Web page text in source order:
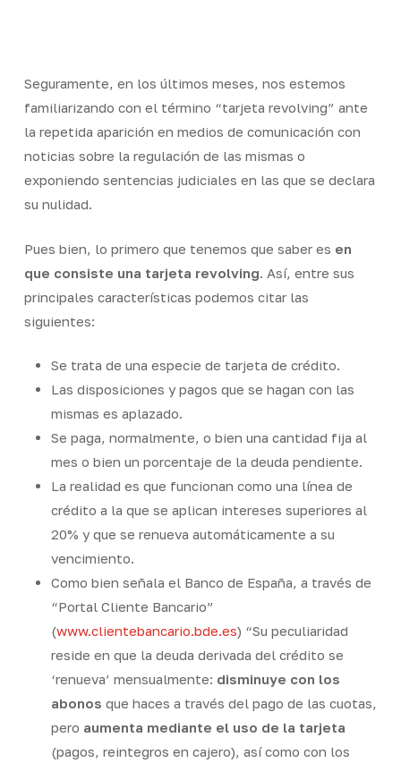
contentSeguramente, en los últimos meses, nos estemos
familiarizando con el término “tarjeta revolving” ante
la repetida aparición en medios de comunicación con
noticias sobre la regulación de las mismas o
exponiendo sentencias judiciales en las que se declara
su nulidad.
Pues bien, lo primero que tenemos que saber es en
que consiste una tarjeta revolving . Así, entre sus
principales características podemos citar las
siguientes:
Se trata de una especie de tarjeta de crédito.
Las disposiciones y pagos que se hagan con las
mismas es aplazado.
Se paga, normalmente, o bien una cantidad fija al
mes o bien un porcentaje de la deuda pendiente.
La realidad es que funcionan como una línea de
crédito a la que se aplican intereses superiores al
20% y que se renueva automáticamente a su
vencimiento.
Como bien señala el Banco de España, a través de
“Portal Cliente Bancario”
(www.clientebancario.bde.es) “Su peculiaridad
reside en que la deuda derivada del crédito se
‘renueva’ mensualmente: disminuye con los
abonos que haces a través del pago de las cuotas,
pero aumenta mediante el uso de la tarjeta
(pagos, reintegros en cajero), así como con los